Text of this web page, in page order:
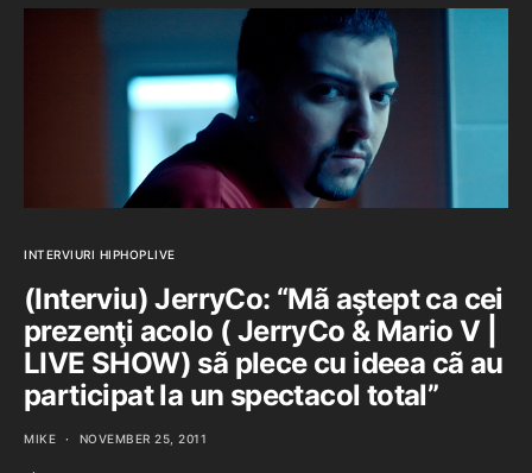
INTERVIURI HIPHOPLIVE
(Interviu) JerryCo: “Mã aştept ca cei
prezenţi acolo ( JerryCo & Mario V |
LIVE SHOW) sã plece cu ideea cã au
participat la un spectacol total”
MIKE NOVEMBER 25, 2011